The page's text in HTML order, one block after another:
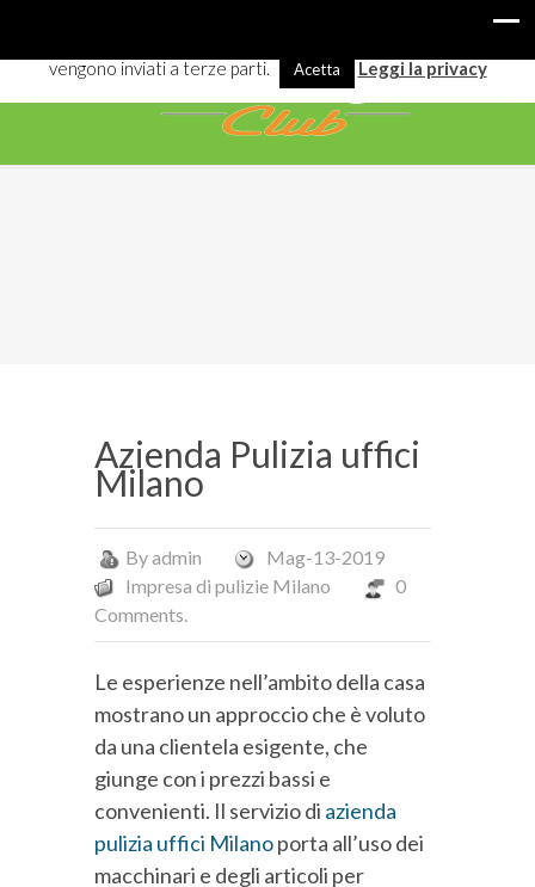
Azienda Pulizia uffici
Milano
Byadmin
Mag-13-2019
Impresa di pulizie Milano
0
Comments.
Le esperienze nell’ambito della casa
mostrano un approccio che è voluto
da una clientela esigente, che
giunge con i prezzi bassi e
convenienti. Il servizio di azienda
pulizia uffici Milanoporta all’uso dei
macchinari e degli articoli per
vengono inviati a terze parti.
Acetta Leggi la privacy